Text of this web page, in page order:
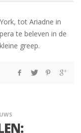
tot Ariadne in
te beleven in de
greep.